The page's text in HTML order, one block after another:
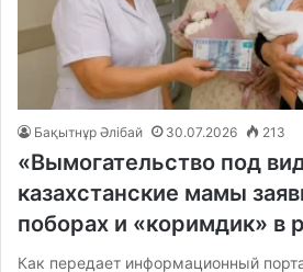
Бақытнұр Әлібай 30.07.2026 213
«Вымогательство под
казахстанские мамы
поборах и «коримдик» в
Как передает информационный